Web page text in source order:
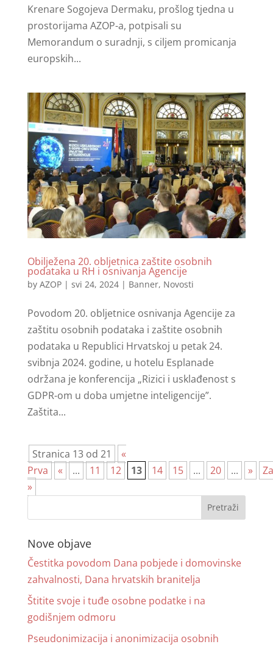
Krenare Sogojeva Dermaku, prošlog tjedna u
prostorijama AZOP-a, potpisali su
Memorandum o suradnji, s ciljem promicanja
europskih...
Obilježena 20. obljetnica zaštite osobnih
podataka u RH i osnivanja Agencije
by AZOP| svi 24, 2024| Banner, Novosti
Povodom 20. obljetnice osnivanja Agencije za
zaštitu osobnih podataka i zaštite osobnih
podataka u Republici Hrvatskoj u petak 24.
svibnja 2024. godine, u hotelu Esplanade
održana je konferencija „Rizici i usklađenost s
GDPR-om u doba umjetne inteligencije”.
Zaštita...
Stranica 13 od 21
«
Prva
« ... 11 12 13 14 15 ... 20 ... »
»
Nove objave
Čestitka povodom Dana pobjede i domovinske
zahvalnosti, Dana hrvatskih branitelja
Štitite svoje i tuđe osobne podatke i na
godišnjem odmoru
Pseudonimizacija i anonimizacija osobnih